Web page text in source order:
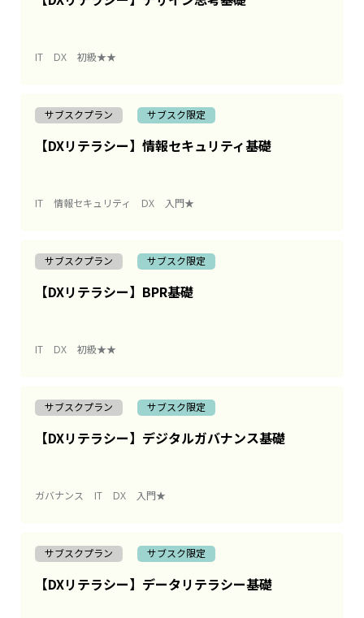
IT DX 初級★★
サブスクプラン サブスク限定
【DXリテラシー】情報セキュリティ基礎
IT 情報セキュリティ DX 入門★
サブスクプラン サブスク限定
【DXリテラシー】BPR基礎
IT DX 初級★★
サブスクプラン サブスク限定
【DXリテラシー】デジタルガバナンス基礎
ガバナンス IT DX 入門★
サブスクプラン サブスク限定
【DXリテラシー】データリテラシー基礎